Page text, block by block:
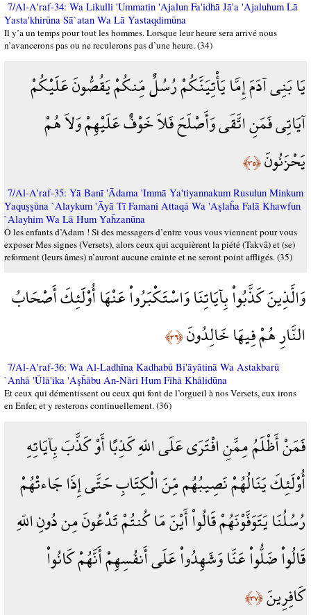
7/Al-A'raf-34: Wa Likulli 'Ummatin 'Ajalun Fa'idhā Jā'a 'Ajaluhum Lā
Yasta'khirūna Sā`atan Wa Lā Yastaqdimūna
Il y’a un temps pour tout les hommes. Lorsque leur heure sera arrivé nous
n’avancerons pas ou ne reculerons pas d’une heure. (34)
يَا بَنِي آدَمَ إِمَّا يَأْتِيَنَّكُمْ رُسُلٌ مِّنكُمْ يَقُصُّونَ عَلَيْكُمْ
آيَاتِي فَمَنِ اتَّقَى وَأَصْلَحَ فَلاَ خَوْفٌ عَلَيْهِمْ وَلاَ هُمْ
يَحْزَنُونَ﴿٣٥﴾
7/Al-A'raf-35: Yā Banī 'Ādama 'Immā Ya'tiyannakum Rusulun Minkum
Yaquşşūna `Alaykum 'Āyā Tī Famani Attaqá Wa 'Aşlaĥa Falā Khawfun
`Alayhim Wa Lā Hum Yaĥzanūna
Ô les enfants d’Adam ! Si des messagers d’entre vous vous viennent pour vous
exposer Mes signes (Versets), alors ceux qui acquièrent la piété (Takvâ) et (se)
reforment (leurs âmes) n’auront aucune crainte et ne seront point affligés. (35)
وَالَّذِينَ كَذَّبُواْ بِآيَاتِنَا وَاسْتَكْبَرُواْ عَنْهَا أُوْلََئِكَ أَصْحَابُ
النَّارِ هُمْ فِيهَا خَالِدُونَ﴿٣٦﴾
7/Al-A'raf-36: Wa Al-Ladhīna Kadhabū Bi'āyātinā Wa Astakbarū
`Anhā 'Ūlā'ika 'Aşĥābu An-Nāri Hum Fīhā Khālidūna
Et ceux qui démentissent ou ceux qui font de l’orgueil à nos Versets, eux irons
en Enfer, et y resterons continuellement. (36)
فَمَنْ أَظْلَمُ مِمَّنِ افْتَرَى عَلَى اللّهِ كَذِبًا أَوْ كَذَّبَ بِآيَاتِهِ
أُوْلَئِكَ يَنَالُهُمْ نَصِيبُهُم مِّنَ الْكِتَابِ حَتَّى إِذَا جَاءتْهُمْ
رُسُلُنَا يَتَوَفَّوْنَهُمْ قَالُواْ أَيْنَ مَا كُنتُمْ تَدْعُونَ مِن دُونِ اللّهِ
قَالُواْ ضَلُّواْ عَنَّا وَشَهِدُواْ عَلَى أَنفُسِهِمْ أَنَّهُمْ كَانُواْ
كَافِرِينَ﴿٣٧﴾